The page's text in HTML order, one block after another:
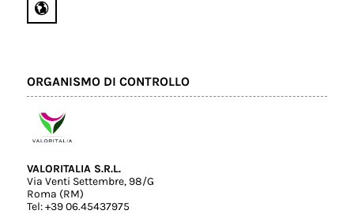
ORGANISMO DI CONTROLLO
VALORITALIA S.R.L.
Via Venti Settembre, 98/G
Roma (RM)
Tel: +39 06.45437975